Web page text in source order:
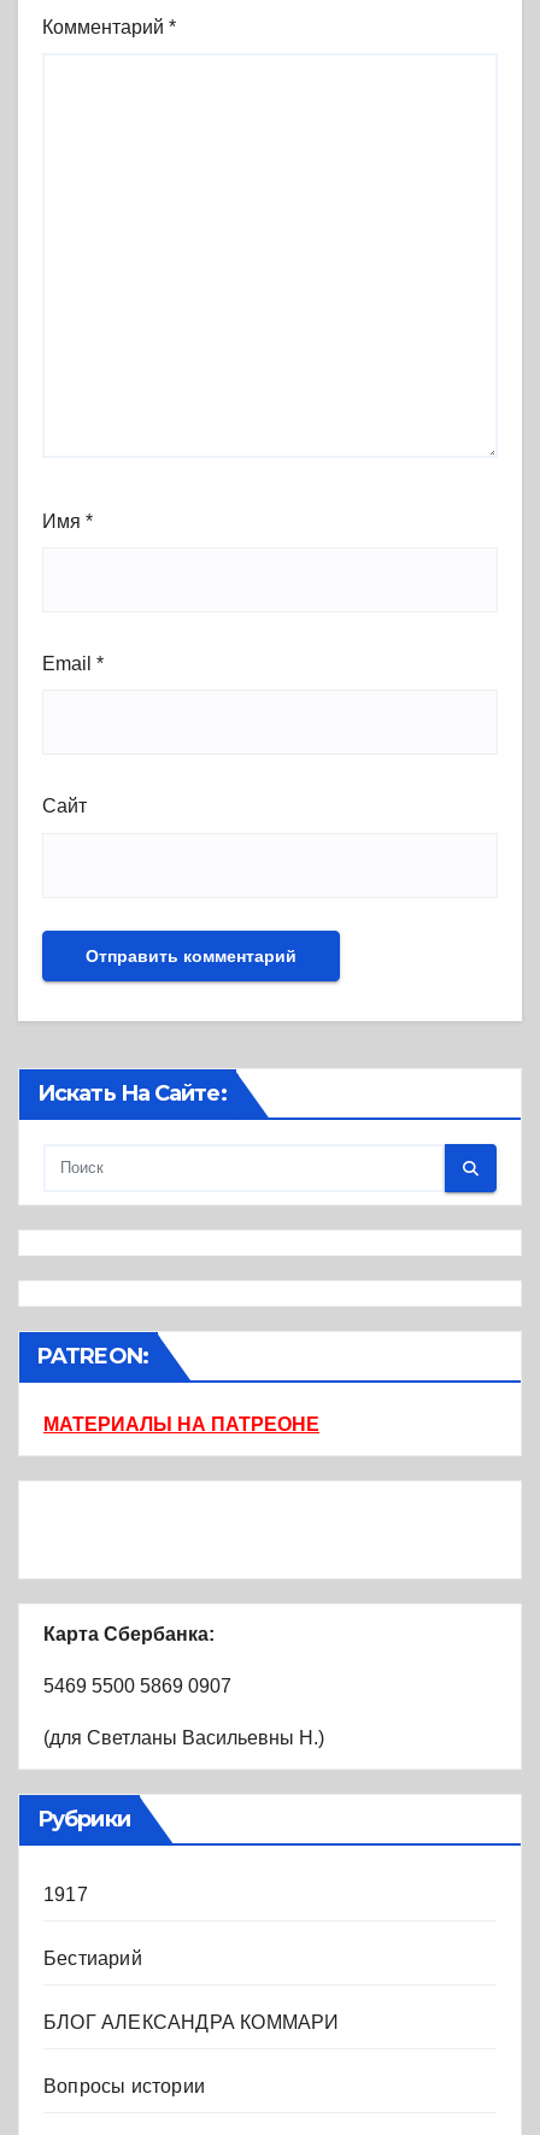
Комментарий *
Имя *
Email *
Сайт
Искать На Сайте:
PATREON:
МАТЕРИАЛЫ НА ПАТРЕОНЕ
Карта Сбербанка:
5469 5500 5869 0907
(для Светланы Васильевны Н.)
Рубрики
1917
Бестиарий
БЛОГ АЛЕКСАНДРА КОММАРИ
Вопросы истории